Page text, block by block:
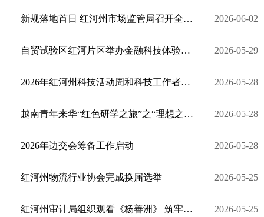
新规落地首日 红河州市场监管局召开全州网络餐饮食品安全整治约谈会 2026-06-02
自贸试验区红河片区举办金融科技体验活动 2026-05-29
2026年红河州科技活动周和科技工作者日活动启动 2026-05-28
越南青年来华“红色研学之旅”之“理想之光”研学营走进红河 2026-05-28
2026年边交会筹备工作启动 2026-05-28
红河州物流行业协会完成换届选举 2026-05-25
红河州审计局组织观看《杨善洲》 筑牢审计人员忠诚底色 2026-05-25